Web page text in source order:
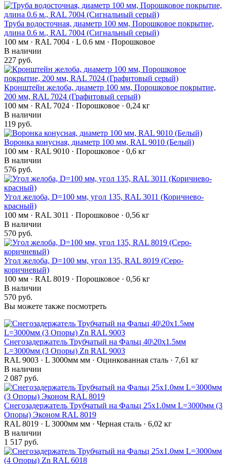
Труба водосточная, диаметр 100 мм, Порошковое покрытие,
длина 0.6 м., RAL 7004 (Сигнальный серый)
100 мм · RAL 7004 · L 0.6 мм · Порошковое
В наличии
227 руб.
Кронштейн желоба, диаметр 100 мм, Порошковое покрытие,
200 мм, RAL 7024 (Графитовый серый)
100 мм · RAL 7024 · Порошковое · 0,24 кг
В наличии
119 руб.
Воронка конусная, диаметр 100 мм, RAL 9010 (Белый)
100 мм · RAL 9010 · Порошковое · 0,6 кг
В наличии
576 руб.
Угол желоба, D=100 мм, угол 135, RAL 3011 (Коричнево-
красный)
100 мм · RAL 3011 · Порошковое · 0,56 кг
В наличии
570 руб.
Угол желоба, D=100 мм, угол 135, RAL 8019 (Серо-
коричневый)
100 мм · RAL 8019 · Порошковое · 0,56 кг
В наличии
570 руб.
Вы можете также посмотреть
Снегозадержатель Трубчатый на Фальц 40\20х1.5мм
L=3000мм (3 Опоры) Zn RAL 9003
RAL 9003 · L 3000мм мм · Оцинкованная сталь · 7,61 кг
В наличии
2 087 руб.
Снегозадержатель Трубчатый на Фальц 25х1.0мм L=3000мм (3
Опоры) Эконом RAL 8019
RAL 8019 · L 3000мм мм · Черная сталь · 6,02 кг
В наличии
1 517 руб.